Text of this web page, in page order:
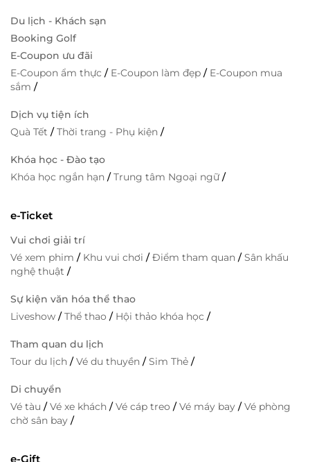
Du lịch - Khách sạn
Booking Golf
E-Coupon ưu đãi
E-Coupon ẩm thực / E-Coupon làm đẹp / E-Coupon mua
sắm /
Dịch vụ tiện ích
Quà Tết /Thời trang - Phụ kiện /
Khóa học - Đào tạo
Khóa học ngắn hạn /Trung tâm Ngoại ngữ/
e-Ticket
Vui chơi giải trí
Vé xem phim / Khu vui chơi /Điểm tham quan /Sân khấu
nghệ thuật /
Sự kiện văn hóa thể thao
Liveshow /Thể thao / Hội thảo khóa học /
Tham quan du lịch
Tour du lịch /Vé du thuyền /Sim Thẻ /
Di chuyển
Vé tàu /Vé xe khách /Vé cáp treo /Vé máy bay /Vé phòng
chờ sân bay /
e-Gift